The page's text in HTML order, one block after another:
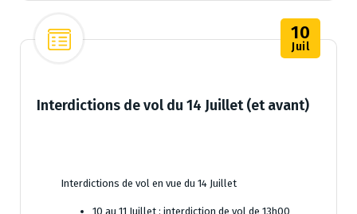
10
Juil
Interdictions de vol du 14 Juillet (et avant)
Interdictions de vol en vue du 14 Juillet
10 au 11 Juillet : interdiction de vol de 13h00